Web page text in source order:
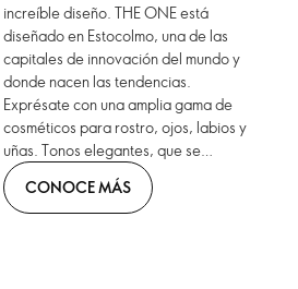
increíble diseño. THE ONE está
diseñado en Estocolmo, una de las
capitales de innovación del mundo y
donde nacen las tendencias.
Exprésate con una amplia gama de
cosméticos para rostro, ojos, labios y
uñas. Tonos elegantes, que se
combinan con formatos innovadores.
¡Llévalos contigo!
CONOCE MÁS